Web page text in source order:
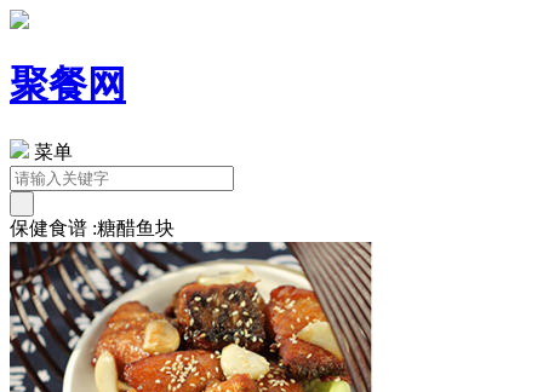
聚餐网
菜单
保健食谱 :糖醋鱼块